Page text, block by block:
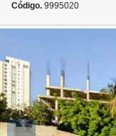
Código. 9995020